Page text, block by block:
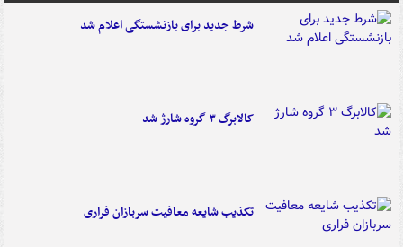
شرط جدید برای بازنشستگی اعلام شد
کالابرگ ۳ گروه شارژ شد
تکذیب شایعه معافیت سربازان فراری